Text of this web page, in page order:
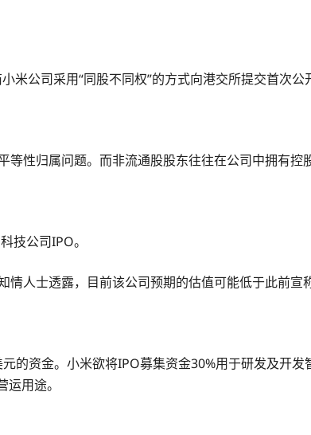
公司采用“同股不同权”的方式向港交所提交首次公
性归属问题。而非流通股股东往往在公司中拥有控
技公司IPO。
人士透露，目前该公司预期的估值可能低于此前宣
的资金。小米欲将IPO募集资金30%用于研发及开
用途。